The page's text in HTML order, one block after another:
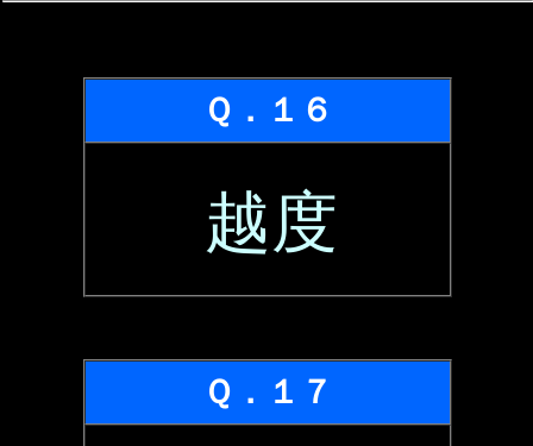
Ｑ．１６
越度
Ｑ．１７